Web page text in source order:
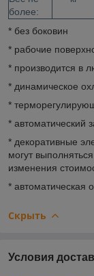
более:
* без боковин
* рабочие
* производится в
* динамическое
*
* автоматический
* декоративные
могут
изменения
* автоматическая
Скрыть
Условия